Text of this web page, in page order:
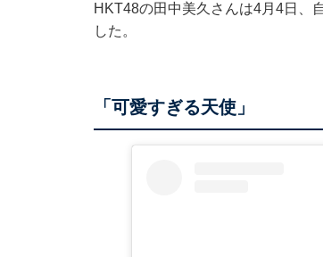
HKT48の田中美久さんは4月4日、
した。
「可愛すぎる天使」